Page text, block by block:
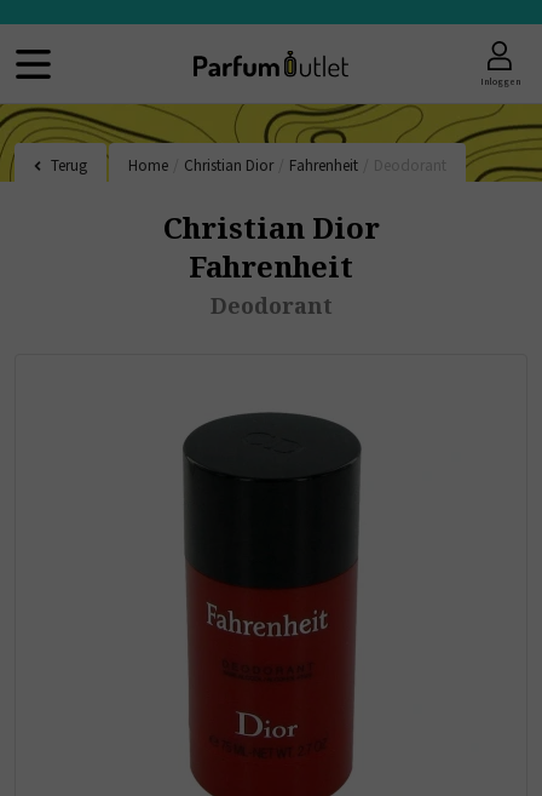
Inloggen
Terug Home Christian Dior Fahrenheit
Christian Dior
Fahrenheit
Deodorant